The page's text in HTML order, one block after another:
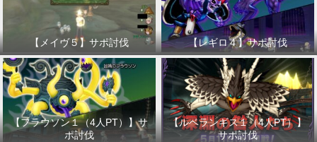
【メイヴ５】サポ討伐 【レギロ４】サポ討伐
【フラウソン１（4人PT）】サ
ポ討伐
【ルベランギス１（4人PT）】
サポ討伐